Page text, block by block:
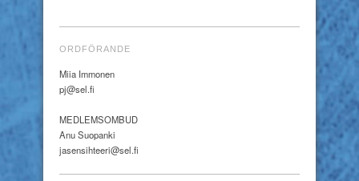
ORDFÖRANDE
Miia Immonen
pj@sel.fi
MEDLEMSOMBUD
Anu Suopanki
jasensihteeri@sel.fi